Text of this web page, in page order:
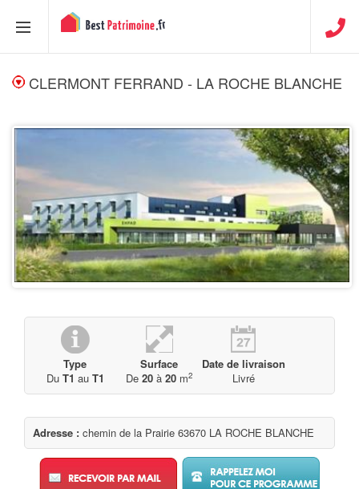
CLERMONT FERRAND - LA ROCHE BLANCHE
Type
Du T1 au T1
Surface
De 20 à 20 m2
Date de livraison
Livré
Adresse : chemin de la Prairie 63670 LA ROCHE BLANCHE